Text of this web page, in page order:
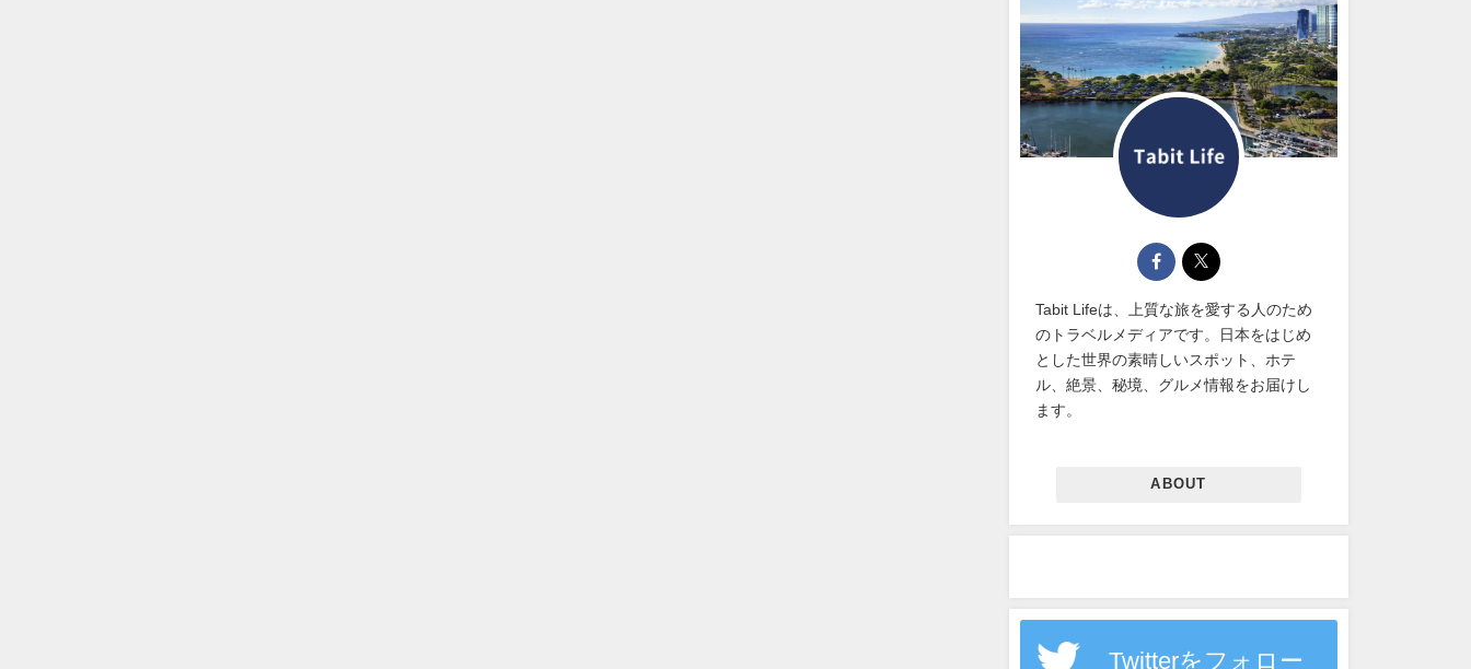
Tabit Lifeは、上質な旅を愛する人のため
のトラベルメディアです。日本をはじめ
とした世界の素晴しいスポット、ホテ
ル、絶景、秘境、グルメ情報をお届けし
ます。
ABOUT
Twitterをフォロー